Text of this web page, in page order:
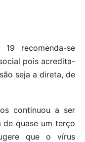
recomenda-se
pois acredita-
seja a direta, de
continuou a ser
de quase um terço
que o vírus